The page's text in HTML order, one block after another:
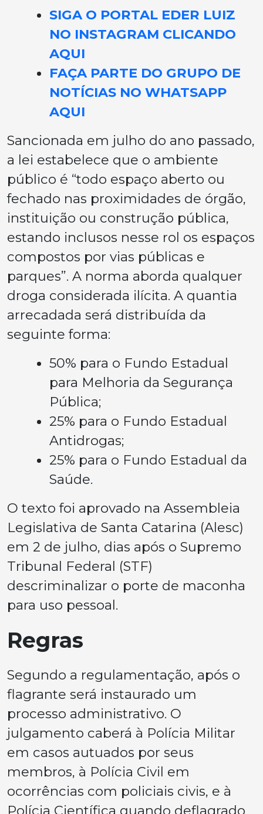
SIGA O PORTAL EDER LUIZ
NO INSTAGRAM CLICANDO
AQUI
FAÇA PARTE DO GRUPO DE
NOTÍCIAS NO WHATSAPP
AQUI
Sancionada em julho do ano passado,
a lei estabelece que o ambiente
público é “todo espaço aberto ou
fechado nas proximidades de órgão,
instituição ou construção pública,
estando inclusos nesse rol os espaços
compostos por vias públicas e
parques”. A norma aborda qualquer
droga considerada ilícita. A quantia
arrecadada será distribuída da
seguinte forma:
50% para o Fundo Estadual
para Melhoria da Segurança
Pública;
25% para o Fundo Estadual
Antidrogas;
25% para o Fundo Estadual da
Saúde.
O texto foi aprovado na Assembleia
Legislativa de Santa Catarina (Alesc)
em 2 de julho, dias após o Supremo
Tribunal Federal (STF)
descriminalizar o porte de maconha
para uso pessoal.
Regras
Segundo a regulamentação, após o
flagrante será instaurado um
processo administrativo. O
julgamento caberá à Polícia Militar
em casos autuados por seus
membros, à Polícia Civil em
ocorrências com policiais civis, e à
Polícia Científica quando deflagrado